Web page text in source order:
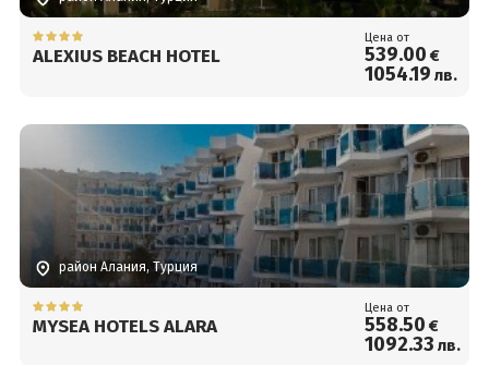
ALEXIUS BEACH HOTEL
Цена от
539.00 €
1054.19 лв.
район Алания, Турция
MYSEA HOTELS ALARA
Цена от
558.50 €
1092.33 лв.